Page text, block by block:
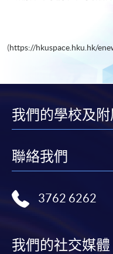
(https://hkuspace.hku.hk/
我們的學校及
聯絡我們
3762 6262
我們的社交媒體